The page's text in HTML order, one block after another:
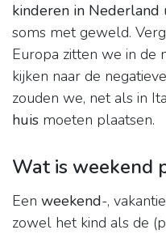
kinderen in Nederland
soms met geweld.
Europa zitten we in de
kijken naar de
zouden we, net als in
huis moeten plaatsen.
Wat is weekend
Een weekend-,
zowel het kind als de